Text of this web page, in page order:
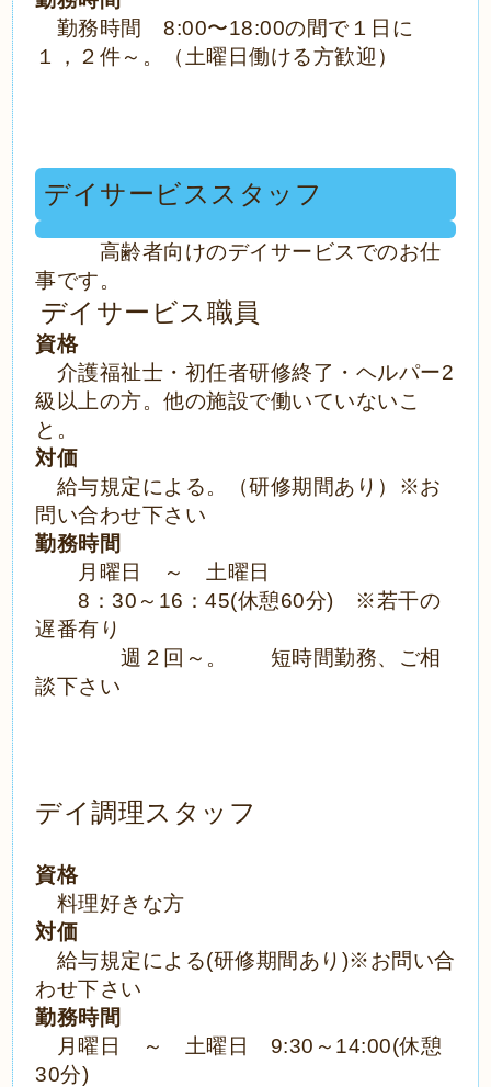
勤務時間 8:00〜18:00の間で１日に
１，２件～。（土曜日働ける方歓迎）
デイサービススタッフ
高齢者向けのデイサービスでのお仕
事です。
デイサービス職員
資格
介護福祉士・初任者研修終了・ヘルパー2
級以上の方。他の施設で働いていないこ
と。
対価
給与規定による。（研修期間あり）※お
問い合わせ下さい
勤務時間
月曜日 ～ 土曜日
8：30～16：45(休憩60分) ※若干の
遅番有り
週２回～。 短時間勤務、ご相
談下さい
デイ調理スタッフ
資格
料理好きな方
対価
給与規定による(研修期間あり)※お問い合
わせ下さい
勤務時間
月曜日 ～ 土曜日 9:30～14:00(休憩
30分)